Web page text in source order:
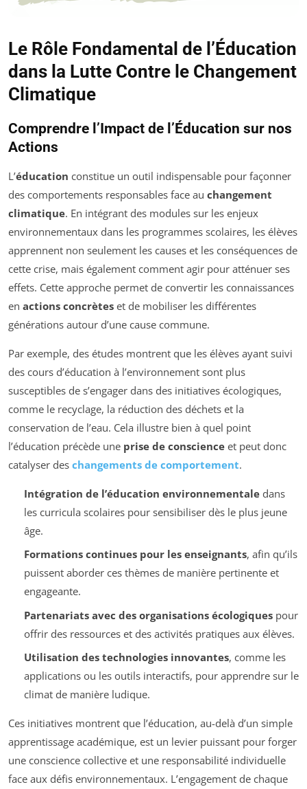
Le Rôle Fondamental de l’Éducation
dans la Lutte Contre le Changement
Climatique
Comprendre l’Impact de l’Éducation sur nos
Actions
L’éducation constitue un outil indispensable pour façonner
des comportements responsables face au changement
climatique. En intégrant des modules sur les enjeux
environnementaux dans les programmes scolaires, les élèves
apprennent non seulement les causes et les conséquences de
cette crise, mais également comment agir pour atténuer ses
effets. Cette approche permet de convertir les connaissances
en actions concrètes et de mobiliser les différentes
générations autour d’une cause commune.
Par exemple, des études montrent que les élèves ayant suivi
des cours d’éducation à l’environnement sont plus
susceptibles de s’engager dans des initiatives écologiques,
comme le recyclage, la réduction des déchets et la
conservation de l’eau. Cela illustre bien à quel point
l’éducation précède une prise de conscience et peut donc
catalyser des changements de comportement.
Intégration de l’éducation environnementaledans
les curricula scolaires pour sensibiliser dès le plus jeune
âge.
Formations continues pour les enseignants, afin qu’ils
puissent aborder ces thèmes de manière pertinente et
engageante.
Partenariats avec des organisations écologiquespour
offrir des ressources et des activités pratiques aux élèves.
Utilisation des technologies innovantes, comme les
applications ou les outils interactifs, pour apprendre sur le
climat de manière ludique.
Ces initiatives montrent que l’éducation, au-delà d’un simple
apprentissage académique, est un levier puissant pour forger
une conscience collective et une responsabilité individuelle
face aux défis environnementaux. L’engagement de chaque